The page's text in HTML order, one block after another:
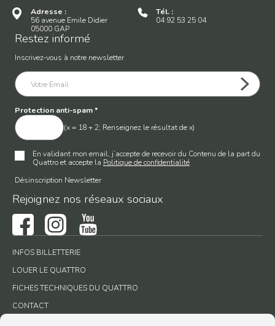
Adresse :
56 avenue Emile Didier
05000 GAP
Tél. :
04 92 53 25 04
Restez informé
Inscrivez-vous à notre newsletter
Protection anti-spam*
(x = 18 + 2; Renseignez le résultat de x)
En validant mon email, j’accepte de recevoir du Contenu de la part du
Quattro et accepte la Politique de confidentialité
Désinscription Newsletter
Rejoignez nos réseaux sociaux
INFOS BILLETTERIE
LOUER LE QUATTRO
FICHES TECHNIQUES DU QUATTRO
CONTACT